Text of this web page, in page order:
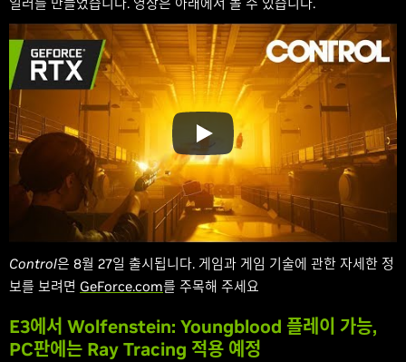
Control은 8월 27일 출시됩니다. 게임과 게임 기술에 관한 자세한 정
보를 보려면 GeForce.com를 주목해 주세요
E3에서 Wolfenstein: Youngblood 플레이 가능,
PC판에는 Ray Tracing 적용 예정